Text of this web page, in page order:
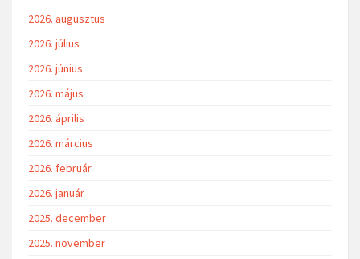
2026. augusztus
2026. július
2026. június
2026. május
2026. április
2026. március
2026. február
2026. január
2025. december
2025. november